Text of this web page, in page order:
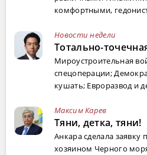
комфортными,
Новости недели
Тотально-
Мироустроительная
спецоперации;
кушать; Евроразвод и
Максим Карев
Тяни, детка, тяни!
Анкара сделала заявку
хозяином Черного